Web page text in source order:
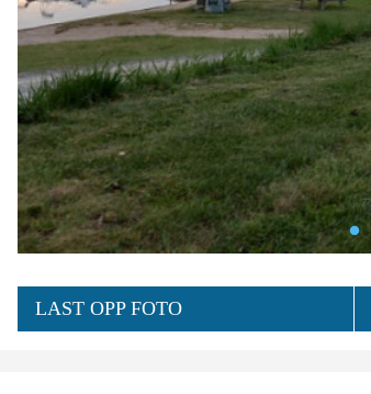
LAST OPP FOTO